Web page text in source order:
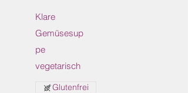
Klare
Gemüsesup
pe
vegetarisch
Glutenfrei